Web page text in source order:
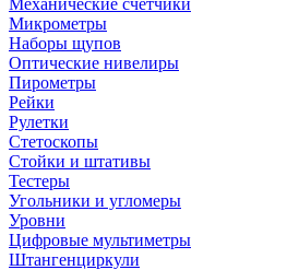
Механические счетчики
Микрометры
Наборы щупов
Оптические нивелиры
Пирометры
Рейки
Рулетки
Стетоскопы
Стойки и штативы
Тестеры
Угольники и угломеры
Уровни
Цифровые мультиметры
Штангенциркули